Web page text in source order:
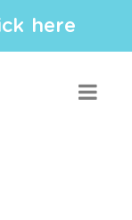
here